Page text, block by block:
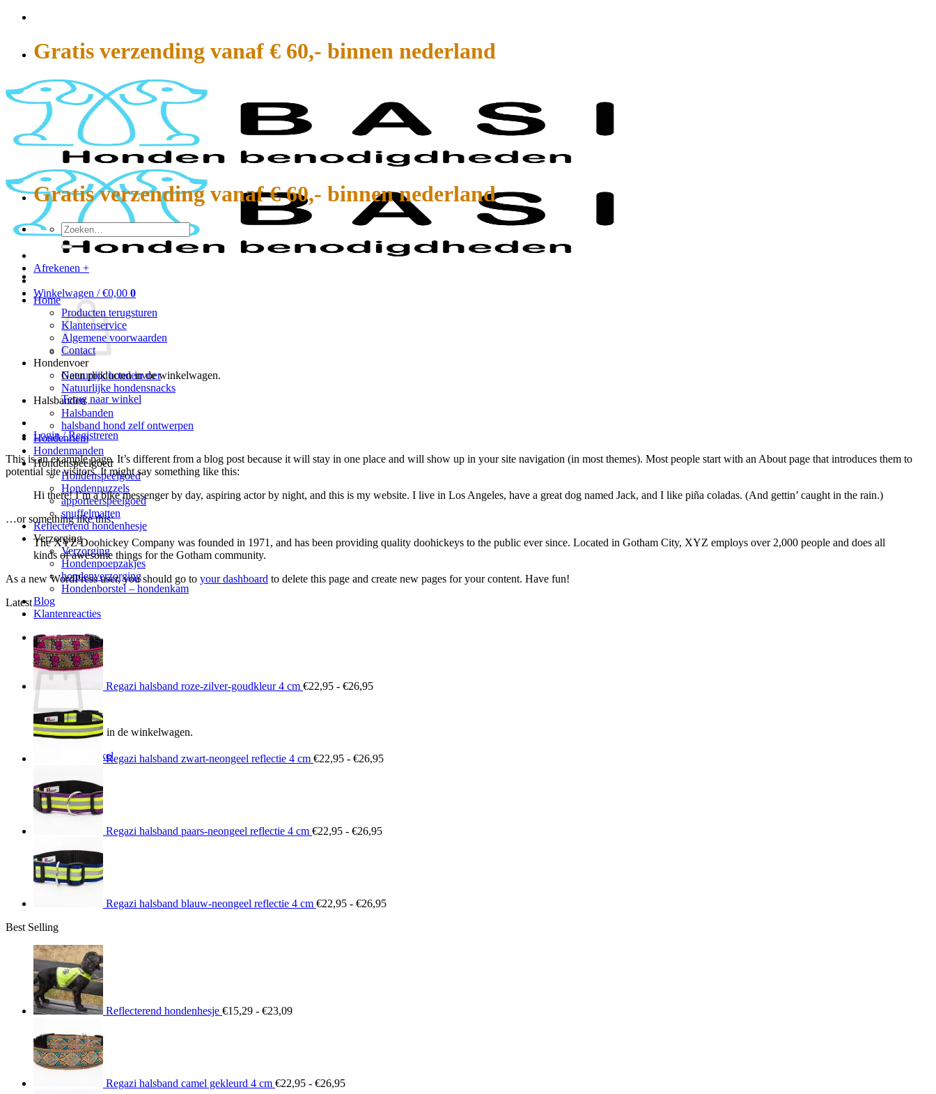
Gratis verzending vanaf € 60,- binnen nederland
Home
Producten terugsturen
Klantenservice
Algemene voorwaarden
Contact
Hondenvoer
Natuurlijk hondenvoer
Natuurlijke hondensnacks
Halsbanden
Halsbanden
halsband hond zelf ontwerpen
Hondenriem
Hondenmanden
Hondenspeelgoed
Hondenspeelgoed
Hondenpuzzels
apporteerspeelgoed
snuffelmatten
Reflecterend hondenhesje
Verzorging
Verzorging
Hondenpoepzakjes
hondenverzorging
Hondenborstel – hondenkam
Blog
Klantenreacties
0
Winkelwagen
Geen producten in de winkelwagen.
Terug naar winkel
Gratis verzending vanaf € 60,- binnen nederland
Zoeken
naar:
Afrekenen +
Winkelwagen /€0,00 0
Geen producten in de winkelwagen.
Terug naar winkel
Login / Registreren
This is an example page. It’s different from a blog post because it will stay in one place and will show up in your site navigation (in most themes). Most people start with an About page that introduces them to
potential site visitors. It might say something like this:
Hi there! I’m a bike messenger by day, aspiring actor by night, and this is my website. I live in Los Angeles, have a great dog named Jack, and I like piña coladas. (And gettin’ caught in the rain.)
…or something like this:
The XYZ Doohickey Company was founded in 1971, and has been providing quality doohickeys to the public ever since. Located in Gotham City, XYZ employs over 2,000 people and does all
kinds of awesome things for the Gotham community.
As a new WordPress user, you should go to your dashboard to delete this page and create new pages for your content. Have fun!
Latest
Regazi halsband roze-zilver-goudkleur 4 cm €22,95 - €26,95
Regazi halsband zwart-neongeel reflectie 4 cm €22,95 - €26,95
Regazi halsband paars-neongeel reflectie 4 cm €22,95 - €26,95
Regazi halsband blauw-neongeel reflectie 4 cm €22,95 - €26,95
Best Selling
Reflecterend hondenhesje €15,29 - €23,09
Regazi halsband camel gekleurd 4 cm €22,95 - €26,95